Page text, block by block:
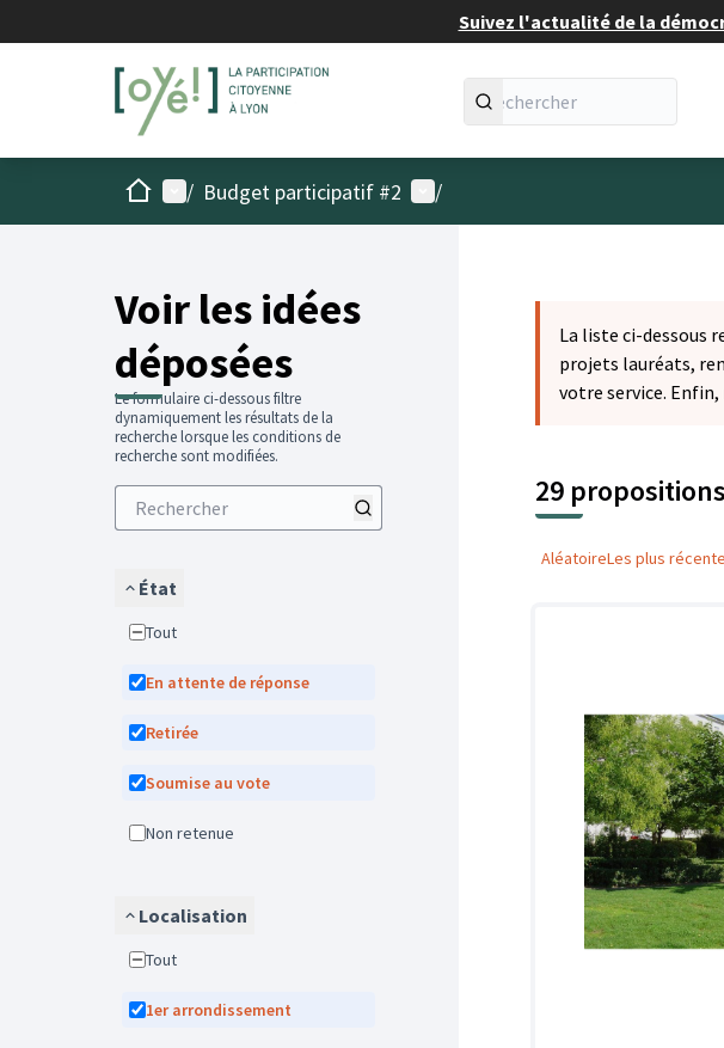
Suivez l'actualité de la
AccueilMenu principal
/ Budget participatif #2 Menu utilisateur
/
Voir les idées
déposées
Le formulaire ci-dessous filtre
dynamiquement les résultats de la
recherche lorsque les conditions de
recherche sont modifiées.
État
Tout
En attente de réponse
Retirée
Soumise au vote
Non retenue
Localisation
Tout
1er arrondissement
La liste ci-dessous
projets lauréats,
votre service.
29 propositions
AléatoireLes plus